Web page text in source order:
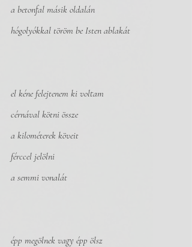
a betonfal másik oldalán
hógolyókkal töröm be Isten ablakát
el kéne felejtenem ki voltam
cérnával kötni össze
a kilométerek köveit
férccel jelölni
a semmi vonalát
épp megölnek vagy épp ölsz